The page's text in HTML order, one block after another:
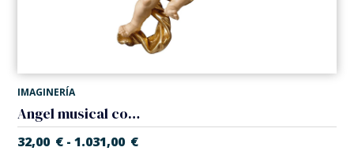
IMAGINERÍA
Angel musical con violin
32,00 € - 1.031,00 €